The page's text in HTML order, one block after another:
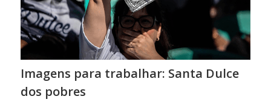
Imagens para trabalhar: Santa Dulce
dos pobres